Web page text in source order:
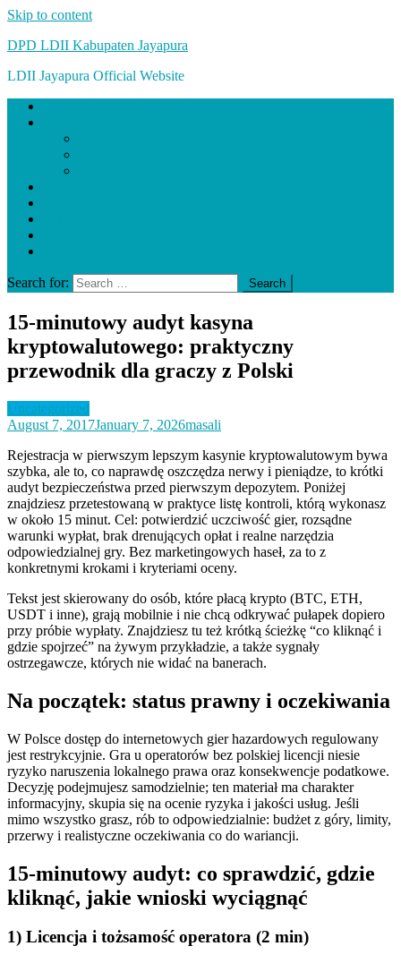
Skip to content
DPD LDII Kabupaten Jayapura
LDII Jayapura Official Website
Search for:
15‑minutowy audyt kasyna
kryptowalutowego: praktyczny
przewodnik dla graczy z Polski
Uncategorized
August 7, 2017January 7, 2026masali
Rejestracja w pierwszym lepszym kasynie kryptowalutowym bywa
szybka, ale to, co naprawdę oszczędza nerwy i pieniądze, to krótki
audyt bezpieczeństwa przed pierwszym depozytem. Poniżej
znajdziesz przetestowaną w praktyce listę kontroli, którą wykonasz
w około 15 minut. Cel: potwierdzić uczciwość gier, rozsądne
warunki wypłat, brak drenujących opłat i realne narzędzia
odpowiedzialnej gry. Bez marketingowych haseł, za to z
konkretnymi krokami i kryteriami oceny.
Tekst jest skierowany do osób, które płacą krypto (BTC, ETH,
USDT i inne), grają mobilnie i nie chcą odkrywać pułapek dopiero
przy próbie wypłaty. Znajdziesz tu też krótką ścieżkę “co kliknąć i
gdzie spojrzeć” na żywym przykładzie, a także sygnały
ostrzegawcze, których nie widać na banerach.
Na początek: status prawny i oczekiwania
W Polsce dostęp do internetowych gier hazardowych regulowany
jest restrykcyjnie. Gra u operatorów bez polskiej licencji niesie
ryzyko naruszenia lokalnego prawa oraz konsekwencje podatkowe.
Decyzję podejmujesz samodzielnie; ten materiał ma charakter
informacyjny, skupia się na ocenie ryzyka i jakości usług. Jeśli
mimo wszystko grasz, rób to odpowiedzialnie: budżet z góry, limity,
przerwy i realistyczne oczekiwania co do wariancji.
15‑minutowy audyt: co sprawdzić, gdzie
kliknąć, jakie wnioski wyciągnąć
1) Licencja i tożsamość operatora (2 min)